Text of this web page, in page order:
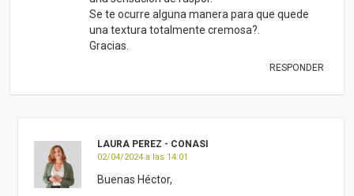
Se te ocurre alguna manera para que quede
una textura totalmente cremosa?.
Gracias.
RESPONDER
LAURA PEREZ - CONASI
02/04/2024 a las 14:01
Buenas Héctor,